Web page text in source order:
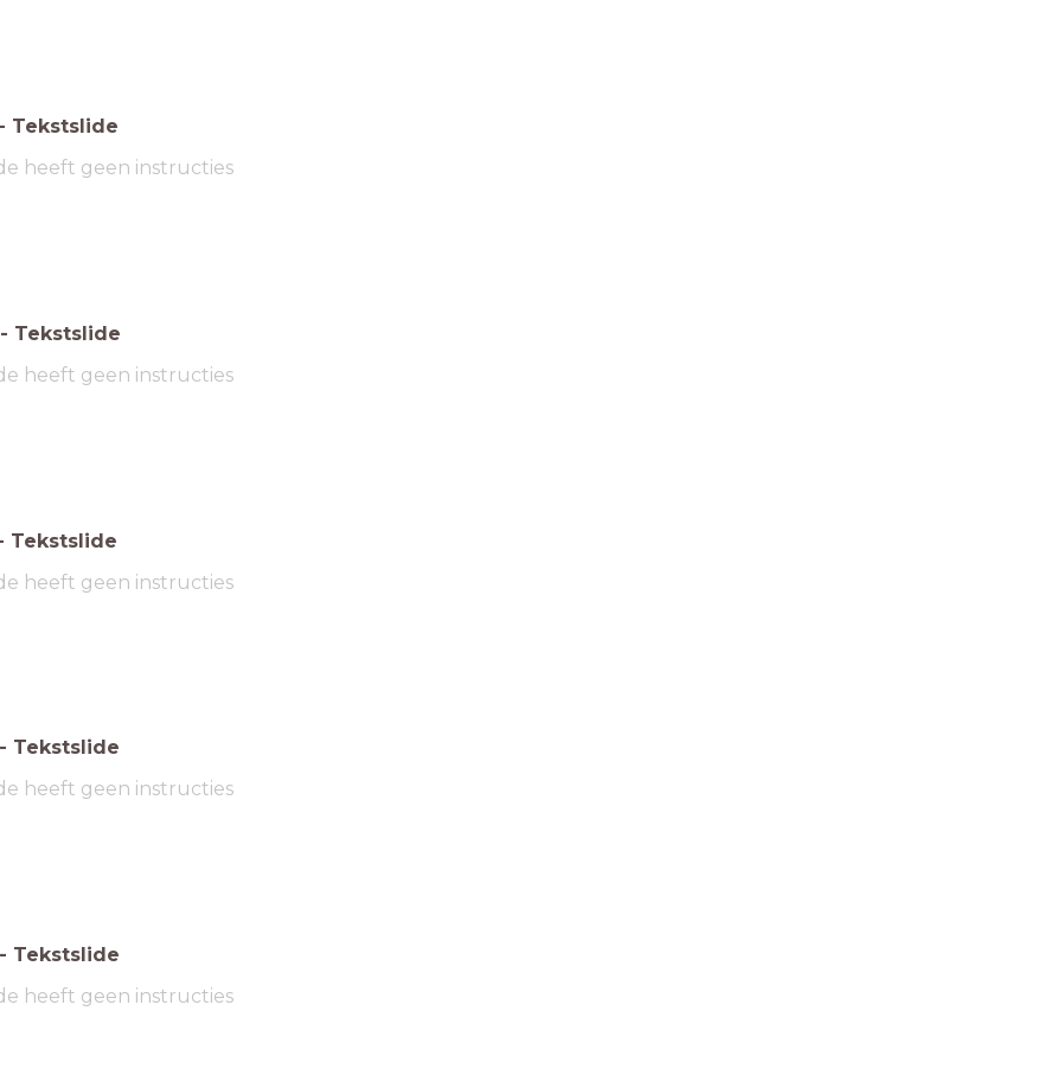
- Tekstslide
heeft geen instructies
- Tekstslide
heeft geen instructies
Tekstslide
heeft geen instructies
- Tekstslide
heeft geen instructies
- Tekstslide
heeft geen instructies